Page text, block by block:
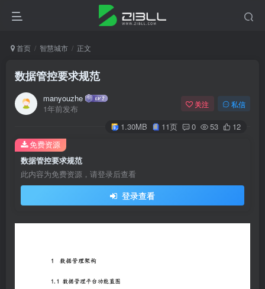
首页 智慧城市 正文
数据管控要求规范
manyouzhe
1年前发布
关注 私信
1.30MB 11页 0 53 12
数据管控要求规范
此内容为免费资源，请登录后查看
登录查看
免费资源